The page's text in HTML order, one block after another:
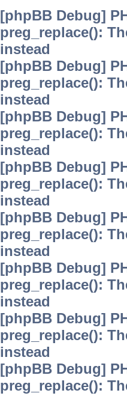
[phpBB Debug]
preg_replace():
instead
[phpBB Debug]
preg_replace():
instead
[phpBB Debug]
preg_replace():
instead
[phpBB Debug]
preg_replace():
instead
[phpBB Debug]
preg_replace():
instead
[phpBB Debug]
preg_replace():
instead
[phpBB Debug]
preg_replace():
instead
[phpBB Debug]
preg_replace():